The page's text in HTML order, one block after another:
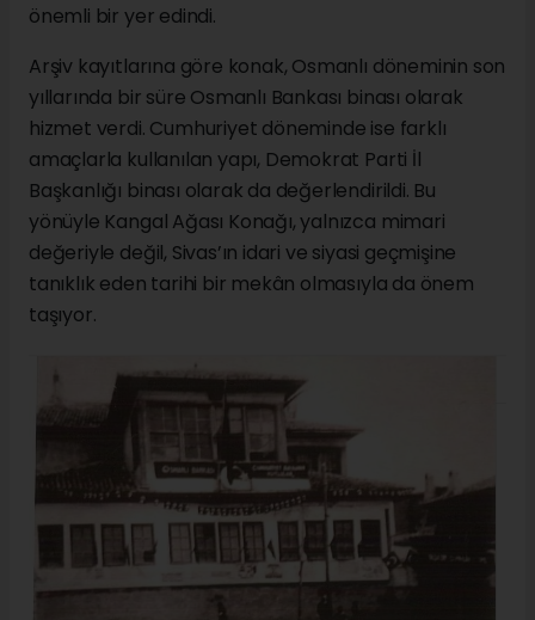
önemli bir yer edindi.
Arşiv kayıtlarına göre konak, Osmanlı döneminin son
yıllarında bir süre Osmanlı Bankası binası olarak
hizmet verdi. Cumhuriyet döneminde ise farklı
amaçlarla kullanılan yapı, Demokrat Parti İl
Başkanlığı binası olarak da değerlendirildi. Bu
yönüyle Kangal Ağası Konağı, yalnızca mimari
değeriyle değil, Sivas’ın idari ve siyasi geçmişine
tanıklık eden tarihi bir mekân olmasıyla da önem
taşıyor.